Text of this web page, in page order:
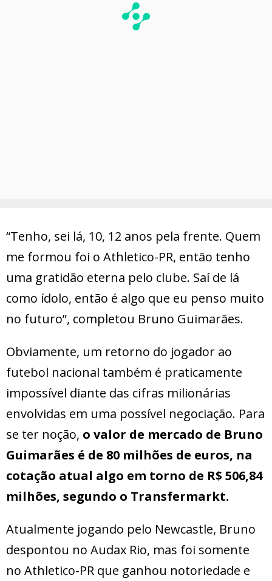
“Tenho, sei lá, 10, 12 anos pela frente. Quem
me formou foi o Athletico-PR, então tenho
uma gratidão eterna pelo clube. Saí de lá
como ídolo, então é algo que eu penso muito
no futuro”, completou Bruno Guimarães.
Obviamente, um retorno do jogador ao
futebol nacional também é praticamente
impossível diante das cifras milionárias
envolvidas em uma possível negociação. Para
se ter noção, o valor de mercado de Bruno
Guimarães é de 80 milhões de euros, na
cotação atual algo em torno de R$ 506,84
milhões, segundo o Transfermarkt.
Atualmente jogando pelo Newcastle, Bruno
despontou no Audax Rio, mas foi somente
no Athletico-PR que ganhou notoriedade e